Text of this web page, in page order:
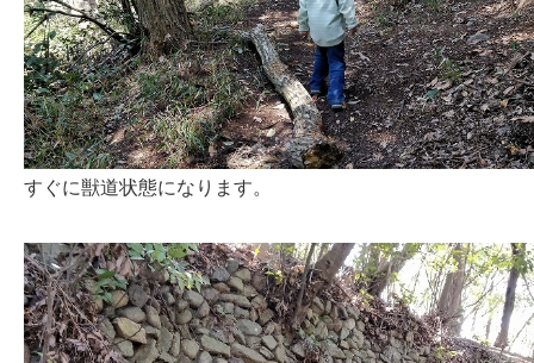
すぐに獣道状態になります。